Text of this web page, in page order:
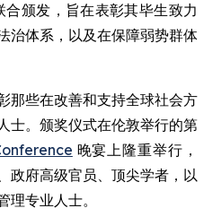
合颁发，旨在表彰其毕生致力
治体系，以及在保障弱势群体
那些在改善和支持全球社会方
士。颁奖仪式在伦敦举行的第
晚宴上隆重举行，
政府高级官员、顶尖学者，以
理专业人士。